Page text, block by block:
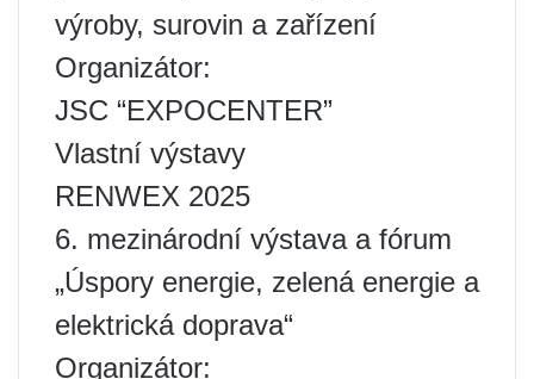
výroby, surovin a zařízení
Organizátor:
JSC “EXPOCENTER”
Vlastní výstavy
RENWEX 2025
6. mezinárodní výstava a fórum
„Úspory energie, zelená energie a
elektrická doprava“
Organizátor: